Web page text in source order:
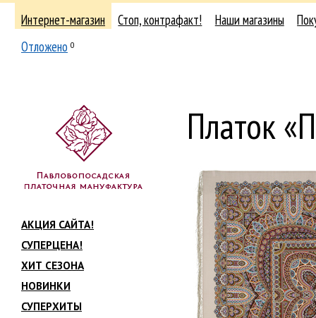
Интернет-магазин Стоп, контрафакт! Наши магазины
Отложено 0
АКЦИЯ САЙТА!
СУПЕРЦЕНА!
ХИТ СЕЗОНА
НОВИНКИ
СУПЕРХИТЫ
Платок